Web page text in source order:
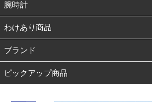
腕時計
わけあり商品
ブランド
ピックアップ商品